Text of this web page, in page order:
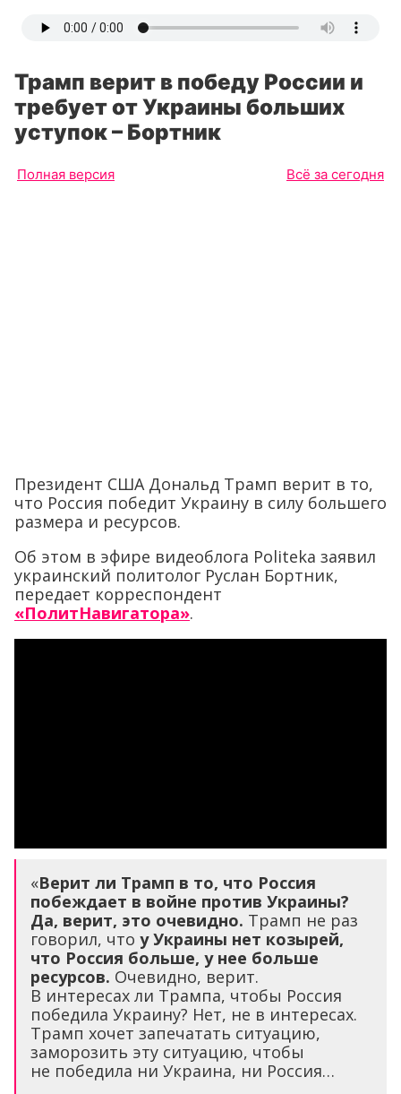
Трамп верит в победу России и
требует от Украины больших
уступок – Бортник
Полная версия Всё за сегодня
Президент США Дональд Трамп верит в то,
что Россия победит Украину в силу большего
размера и ресурсов.
Об этом в эфире видеоблога Politeka заявил
украинский политолог Руслан Бортник,
передает корреспондент
«ПолитНавигатора».
«Верит ли Трамп в то, что Россия
побеждает в войне против Украины?
Да, верит, это очевидно. Трамп не раз
говорил, что у Украины нет козырей,
что Россия больше, у нее больше
ресурсов. Очевидно, верит.
В интересах ли Трампа, чтобы Россия
победила Украину? Нет, не в интересах.
Трамп хочет запечатать ситуацию,
заморозить эту ситуацию, чтобы
не победила ни Украина, ни Россия…